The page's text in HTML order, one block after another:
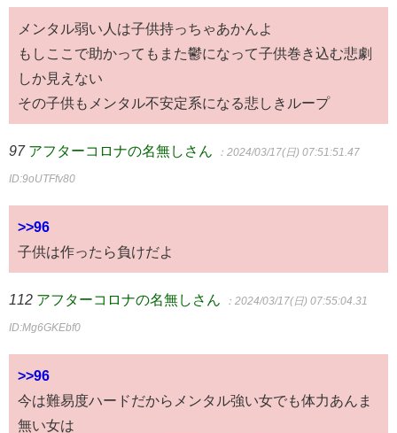
メンタル弱い人は子供持っちゃあかんよ
もしここで助かってもまた鬱になって子供巻き込む悲劇
しか見えない
その子供もメンタル不安定系になる悲しきループ
97 アフターコロナの名無しさん ：2024/03/17(日) 07:51:51.47
ID:9oUTFfv80
>>96
子供は作ったら負けだよ
112 アフターコロナの名無しさん ：2024/03/17(日) 07:55:04.31
ID:Mg6GKEbf0
>>96
今は難易度ハードだからメンタル強い女でも体力あんま
無い女は